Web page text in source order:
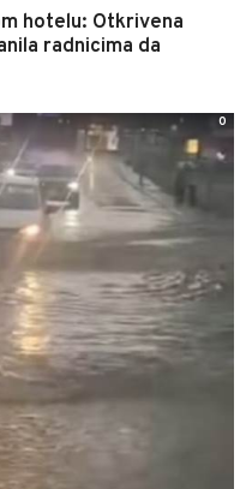
hotelu: Otkrivena
radnicima da
0